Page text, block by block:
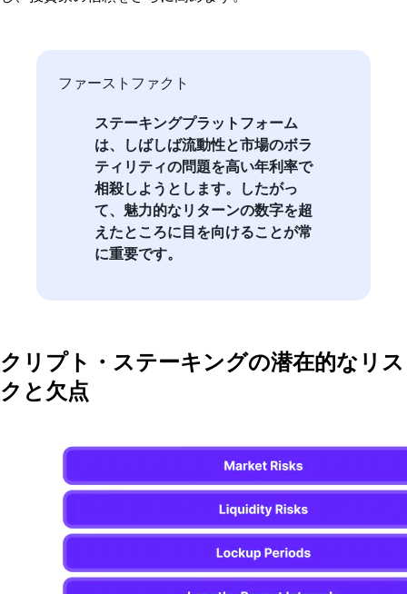
ステーキングプラットフォーム
は、しばしば流動性と市場のボラ
ティリティの問題を高い年利率で
相殺しようとします。したがっ
て、魅力的なリターンの数字を超
えたところに目を向けることが常
に重要です。
ファーストファクト
クリプト・ステーキングの潜在的なリス
クと欠点